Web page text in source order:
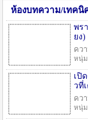
ห้องบทความ/เทคนิ
พร
ยง
คว
หนุ่ม
เปิ
วที่
คว
หนุ่ม